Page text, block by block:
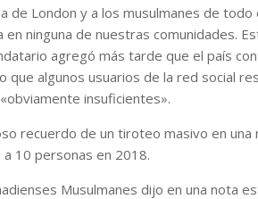
de London y a los musulmanes de
en ninguna de nuestras comunidades.
agregó más tarde que el país
que algunos usuarios de la red social
insuficientes».
recuerdo de un tiroteo masivo en
10 personas en 2018.
Musulmanes dijo en una nota